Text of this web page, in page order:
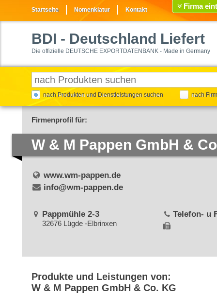
Startseite Nomenklatur Kontakt Firma
BDI - Deutschland Liefert
Die offizielle DEUTSCHE EXPORTDATENBANK - Made in Germany
nach Produkten und Dienstleistungen suchen nach
Firmenprofil für:
W & M Pappen GmbH &
www.wm-pappen.de
info@wm-pappen.de
Pappmühle 2-3
32676 Lügde -Elbrinxen
Telefon- u
Produkte und Leistungen von:
W & M Pappen GmbH & Co. KG